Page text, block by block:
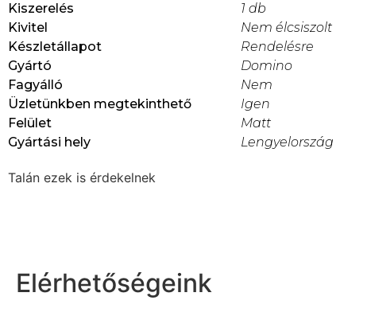
Kiszerelés
1 db
Kivitel
Nem élcsiszolt
Készletállapot
Rendelésre
Gyártó
Domino
Fagyálló
Nem
Üzletünkben megtekinthető
Igen
Felület
Matt
Gyártási hely
Lengyelország
Talán ezek is érdekelnek
Elérhetőségeink